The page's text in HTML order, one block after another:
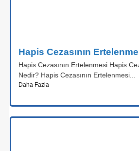
Hapis Cezasının
Hapis Cezasının Ertelenmesi Hapis
Nedir? Hapis Cezasının Ertelenmesi...
Daha Fazla